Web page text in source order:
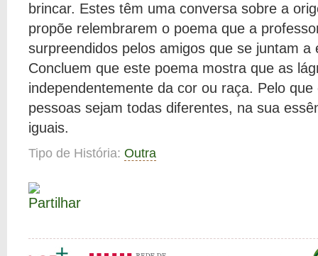
brincar. Estes têm uma conversa sobre a
propõe relembrarem o poema que a
surpreendidos pelos amigos que se juntam a
Concluem que este poema mostra que as
independentemente da cor ou raça. Pelo
pessoas sejam todas diferentes, na sua
iguais.
Tipo de História: Outra